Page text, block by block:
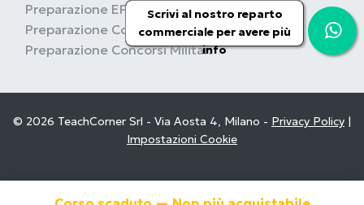
Scrivi al nostro reparto
commerciale per avere più
info
Preparazione EPSO
Preparazione Concorsi Pubblici
Preparazione Concorsi Militari
© 2026 TeachCorner Srl - Via Aosta 4, Milano - Privacy Policy |
Impostazioni Cookie